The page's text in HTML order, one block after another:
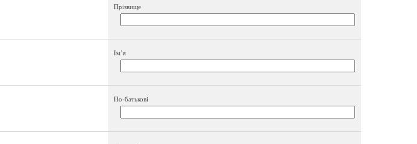
Прізвище
Ім’я
По-батькові